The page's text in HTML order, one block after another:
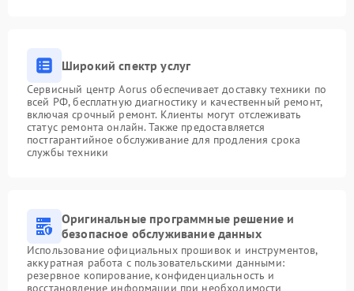
Широкий спектр услуг
Сервисный центр Aorus обеспечивает доставку техники по
всей РФ, бесплатную диагностику и качественный ремонт,
включая срочный ремонт. Клиенты могут отслеживать
статус ремонта онлайн. Также предоставляется
постгарантийное обслуживание для продления срока
службы техники
Оригинальные программные решение и
безопасное обслуживание данных
Использование официальных прошивок и инструментов,
аккуратная работа с пользовательскими данными:
резервное копирование, конфиденциальность и